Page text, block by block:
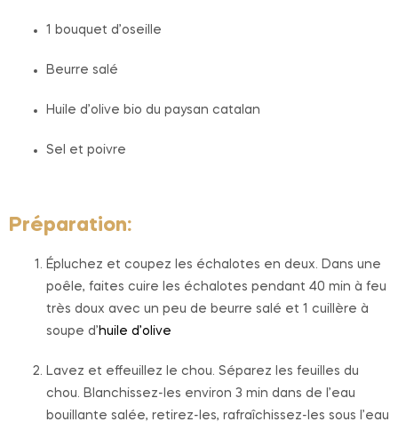
1 bouquet d’oseille
Beurre salé
Huile d’olive bio du paysan catalan
Sel et poivre
Préparation:
Épluchez et coupez les échalotes en deux. Dans une
poêle, faites cuire les échalotes pendant 40 min à feu
très doux avec un peu de beurre salé et 1 cuillère à
soupe d’ huile d’olive
Lavez et effeuillez le chou. Séparez les feuilles du
chou. Blanchissez-les environ 3 min dans de l’eau
bouillante salée, retirez-les, rafraîchissez-les sous l’eau